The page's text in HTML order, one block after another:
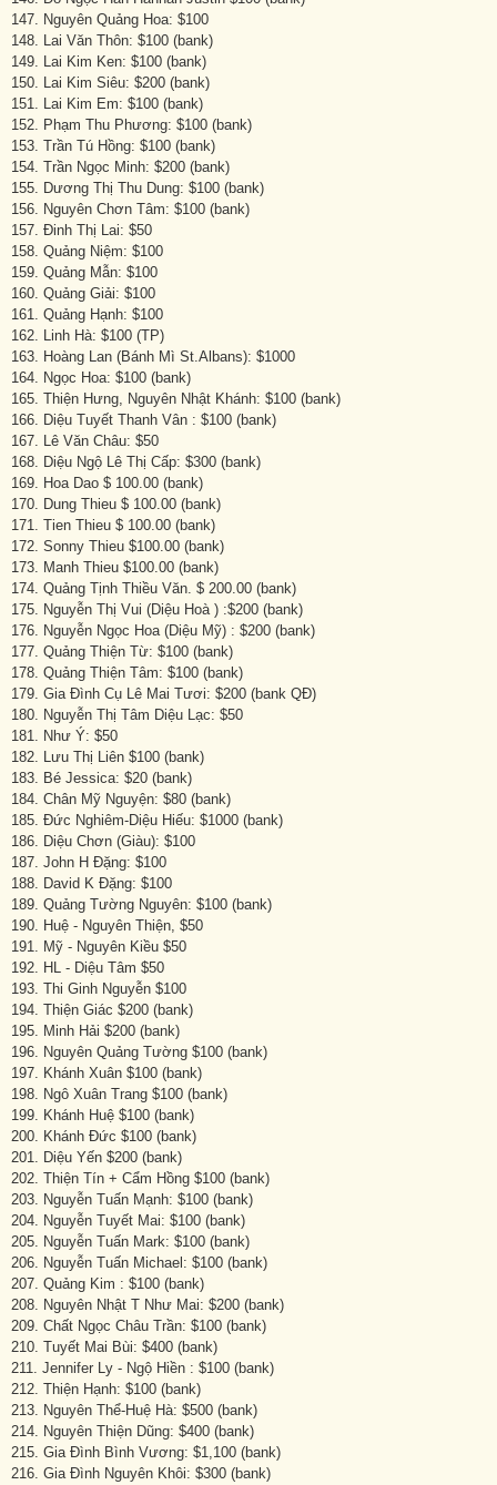
147. Nguyên Quảng Hoa: $100
148. Lai Văn Thôn: $100 (bank)
149. Lai Kim Ken: $100 (bank)
150. Lai Kim Siêu: $200 (bank)
151. Lai Kim Em: $100 (bank)
152. Phạm Thu Phương: $100 (bank)
153. Trần Tú Hồng: $100 (bank)
154. Trần Ngọc Minh: $200 (bank)
155. Dương Thị Thu Dung: $100 (bank)
156. Nguyên Chơn Tâm: $100 (bank)
157. Đinh Thị Lai: $50
158. Quảng Niệm: $100
159. Quảng Mẫn: $100
160. Quảng Giải: $100
161. Quảng Hạnh: $100
162. Linh Hà: $100 (TP)
163. Hoàng Lan (Bánh Mì St.Albans): $1000
164. Ngọc Hoa: $100 (bank)
165. Thiện Hưng, Nguyên Nhật Khánh: $100 (bank)
166. Diệu Tuyết Thanh Vân : $100 (bank)
167. Lê Văn Châu: $50
168. Diệu Ngộ Lê Thị Cấp: $300 (bank)
169. Hoa Dao $ 100.00 (bank)
170. Dung Thieu $ 100.00 (bank)
171. Tien Thieu $ 100.00 (bank)
172. Sonny Thieu $100.00 (bank)
173. Manh Thieu $100.00 (bank)
174. Quảng Tịnh Thiều Văn. $ 200.00 (bank)
175. Nguyễn Thị Vui (Diệu Hoà ) :$200 (bank)
176. Nguyễn Ngọc Hoa (Diệu Mỹ) : $200 (bank)
177. Quảng Thiện Từ: $100 (bank)
178. Quảng Thiện Tâm: $100 (bank)
179. Gia Đình Cụ Lê Mai Tươi: $200 (bank QĐ)
180. Nguyễn Thị Tâm Diệu Lạc: $50
181. Như Ý: $50
182. Lưu Thị Liên $100 (bank)
183. Bé Jessica: $20 (bank)
184. Chân Mỹ Nguyện: $80 (bank)
185. Đức Nghiêm-Diệu Hiếu: $1000 (bank)
186. Diệu Chơn (Giàu): $100
187. John H Đặng: $100
188. David K Đặng: $100
189. Quảng Tường Nguyên: $100 (bank)
190. Huệ - Nguyên Thiện, $50
191. Mỹ - Nguyên Kiều $50
192. HL - Diệu Tâm $50
193. Thi Ginh Nguyễn $100
194. Thiện Giác $200 (bank)
195. Minh Hải $200 (bank)
196. Nguyên Quảng Tường $100 (bank)
197. Khánh Xuân $100 (bank)
198. Ngô Xuân Trang $100 (bank)
199. Khánh Huệ $100 (bank)
200. Khánh Đức $100 (bank)
201. Diệu Yến $200 (bank)
202. Thiện Tín + Cẩm Hồng $100 (bank)
203. Nguyễn Tuấn Mạnh: $100 (bank)
204. Nguyễn Tuyết Mai: $100 (bank)
205. Nguyễn Tuấn Mark: $100 (bank)
206. Nguyễn Tuấn Michael: $100 (bank)
207. Quảng Kim : $100 (bank)
208. Nguyên Nhật T Như Mai: $200 (bank)
209. Chất Ngọc Châu Trần: $100 (bank)
210. Tuyết Mai Bùi: $400 (bank)
211. Jennifer Ly - Ngộ Hiền : $100 (bank)
212. Thiện Hạnh: $100 (bank)
213. Nguyên Thể-Huệ Hà: $500 (bank)
214. Nguyên Thiện Dũng: $400 (bank)
215. Gia Đình Bình Vương: $1,100 (bank)
216. Gia Đình Nguyên Khôi: $300 (bank)